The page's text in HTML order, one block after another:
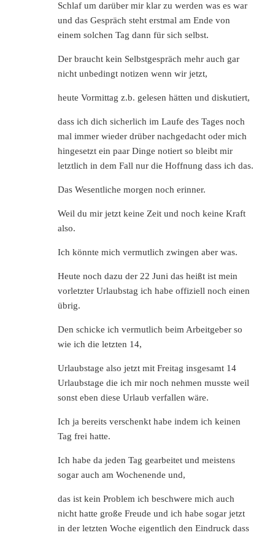
Schlaf um darüber mir klar zu werden was es war
und das Gespräch steht erstmal am Ende von
einem solchen Tag dann für sich selbst.
Der braucht kein Selbstgespräch mehr auch gar
nicht unbedingt notizen wenn wir jetzt,
heute Vormittag z.b. gelesen hätten und diskutiert,
dass ich dich sicherlich im Laufe des Tages noch
mal immer wieder drüber nachgedacht oder mich
hingesetzt ein paar Dinge notiert so bleibt mir
letztlich in dem Fall nur die Hoffnung dass ich das.
Das Wesentliche morgen noch erinner.
Weil du mir jetzt keine Zeit und noch keine Kraft
also.
Ich könnte mich vermutlich zwingen aber was.
Heute noch dazu der 22 Juni das heißt ist mein
vorletzter Urlaubstag ich habe offiziell noch einen
übrig.
Den schicke ich vermutlich beim Arbeitgeber so
wie ich die letzten 14,
Urlaubstage also jetzt mit Freitag insgesamt 14
Urlaubstage die ich mir noch nehmen musste weil
sonst eben diese Urlaub verfallen wäre.
Ich ja bereits verschenkt habe indem ich keinen
Tag frei hatte.
Ich habe da jeden Tag gearbeitet und meistens
sogar auch am Wochenende und,
das ist kein Problem ich beschwere mich auch
nicht hatte große Freude und ich habe sogar jetzt
in der letzten Woche eigentlich den Eindruck dass